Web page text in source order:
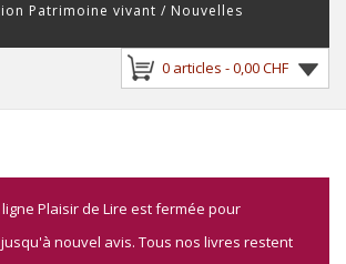
Patrimoine vivant / Nouvelles
0 articles -0,00CHF
Plaisir de Lire est fermée pour
nouvel avis. Tous nos livres restent